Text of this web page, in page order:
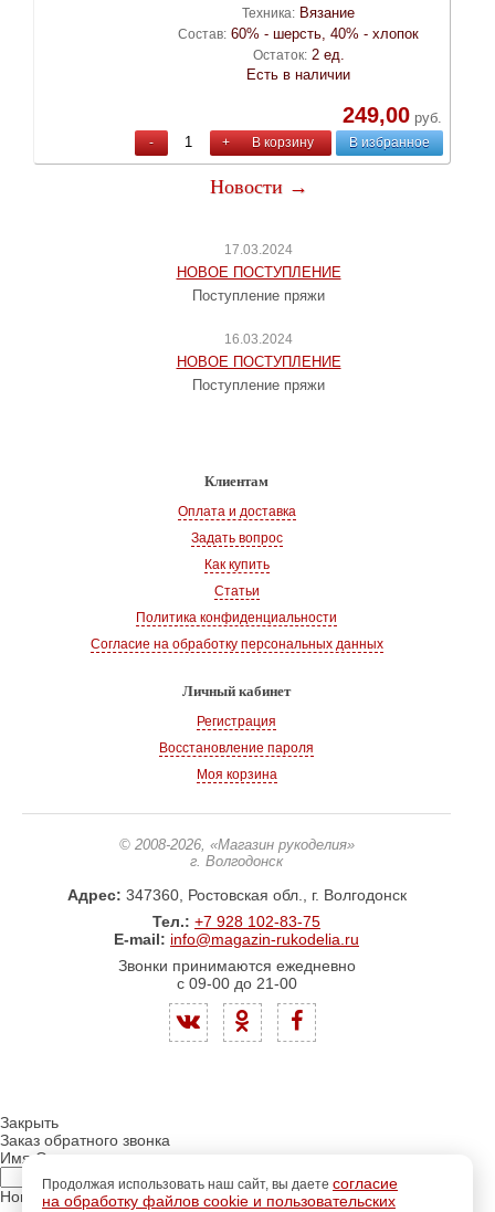
Техника: Вязание
Состав: 60% - шерсть, 40% - хлопок
Остаток: 2 ед.
Есть в наличии
249,00руб.
- + В корзину В избранное
Новости →
17.03.2024
НОВОЕ ПОСТУПЛЕНИЕ
Поступление пряжи
16.03.2024
НОВОЕ ПОСТУПЛЕНИЕ
Поступление пряжи
Клиентам
Оплата и доставка
Задать вопрос
Как купить
Статьи
Политика конфиденциальности
Согласие на обработку персональных данных
Личный кабинет
Регистрация
Восстановление пароля
Моя корзина
© 2008-2026, «Магазин рукоделия»
г. Волгодонск
Адрес: 347360, Ростовская обл., г. Волгодонск
Тел.: +7 928 102-83-75
E-mail: info@magazin-rukodelia.ru
Звонки принимаются ежедневно
с 09-00 до 21-00
Продолжая использовать наш сайт, вы даете согласие
на обработку файлов cookie и пользовательских
Закрыть
Заказ обратного звонка
Имя Отчество:
Номер телефона: